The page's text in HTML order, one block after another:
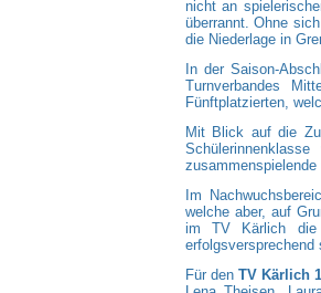
nicht an
überrannt. Ohne
die Niederlage in
In der Saison-
Turnverbandes
Fünftplatzierten,
Mit Blick auf die
Im
welche aber, auf
im TV Kärlich die
erfolgsversprechend
Für den TV Kärlich 1